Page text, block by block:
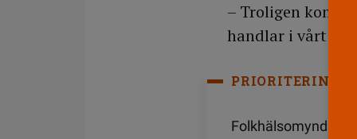
– Troligen
handlar i vårt fall